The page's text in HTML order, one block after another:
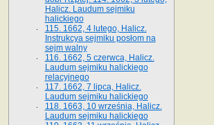
Halicz. Laudum sejmiku
halickiego
115. 1662, 4 lutego, Halicz.
Instrukcya sejmiku posłom na
sejm walny
116. 1662, 5 czerwca, Halicz.
Laudum sejmiku halickiego
relacyjnego
117. 1662, 7 lipca, Halicz.
Laudum sejmiku halickiego
118. 1663, 10 września, Halicz.
Laudum sejmiku halickiego